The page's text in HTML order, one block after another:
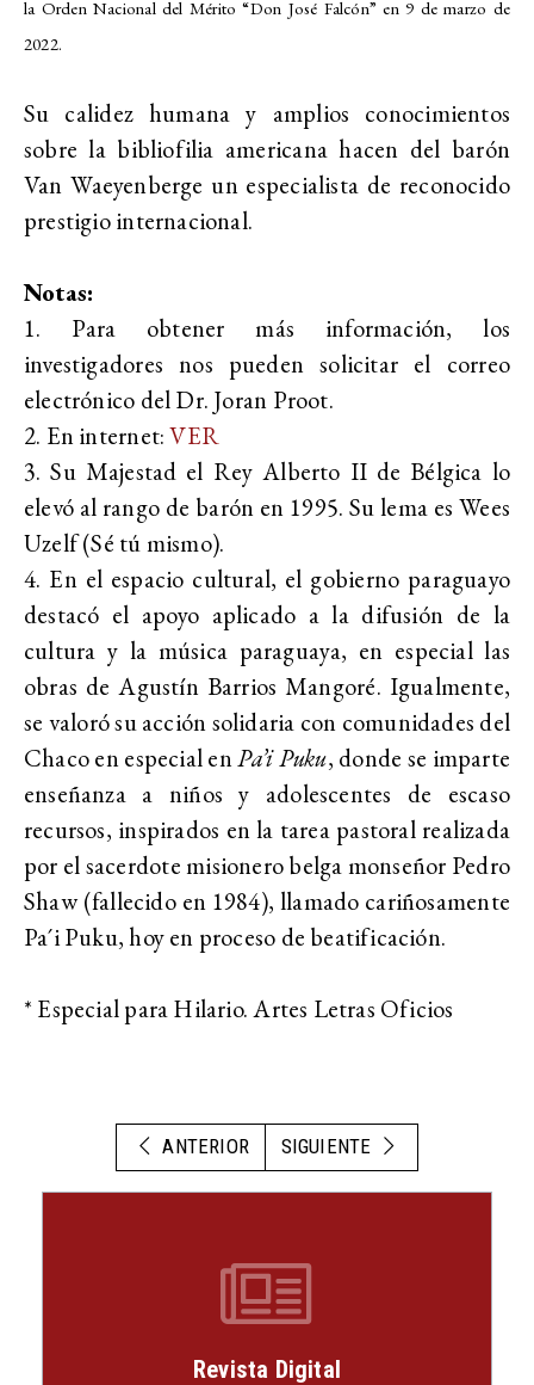
la Orden Nacional del Mérito “Don José Falcón” en 9 de marzo de
2022.
Su calidez humana y amplios conocimientos
sobre la bibliofilia americana hacen del barón
Van Waeyenberge un especialista de reconocido
prestigio internacional.
Notas:
1. Para obtener más información, los
investigadores nos pueden solicitar el correo
electrónico del Dr. Joran Proot.
2. En internet:VER
3. Su Majestad el Rey Alberto II de Bélgica lo
elevó al rango de barón en 1995. Su lema es Wees
Uzelf (Sé tú mismo).
4. En el espacio cultural, el gobierno paraguayo
destacó el apoyo aplicado a la difusión de la
cultura y la música paraguaya, en especial las
obras de Agustín Barrios Mangoré. Igualmente,
se valoró su acción solidaria con comunidades del
Chaco en especial enPa’i Puku, donde se imparte
enseñanza a niños y adolescentes de escaso
recursos, inspirados en la tarea pastoral realizada
por el sacerdote misionero belga monseñor Pedro
Shaw (fallecido en 1984), llamado cariñosamente
Pa´i Puku, hoy en proceso de beatificación.
* Especial para Hilario. Artes Letras Oficios
ANTERIOR SIGUIENTE
Revista Digital